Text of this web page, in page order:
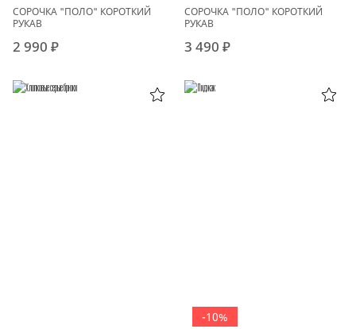
СОРОЧКА "ПОЛО" КОРОТКИЙ
РУКАВ
2 990 ₽
СОРОЧКА "ПОЛО" КОРОТКИЙ
РУКАВ
3 490 ₽
-10%